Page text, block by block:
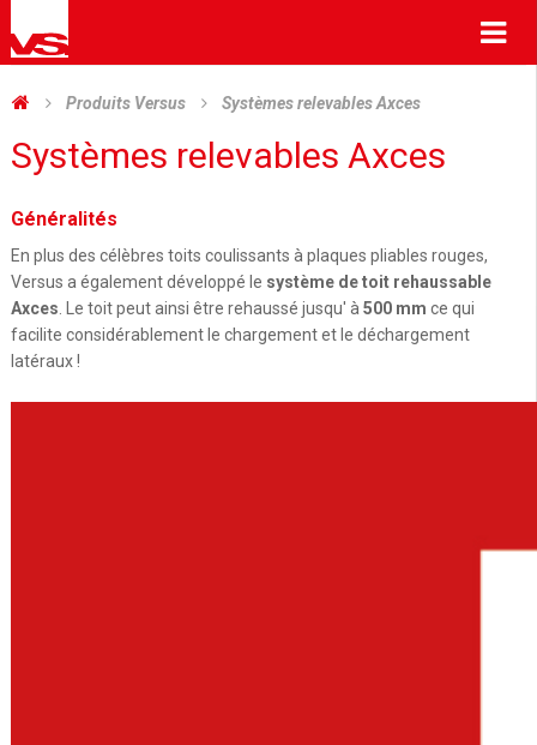
Produits Versus Systèmes relevables Axces
Systèmes relevables Axces
Généralités
En plus des célèbres toits coulissants à plaques pliables rouges,
Versus a également développé le système de toit rehaussable
Axces . Le toit peut ainsi être rehaussé jusqu' à 500 mm ce qui
facilite considérablement le chargement et le déchargement
latéraux !